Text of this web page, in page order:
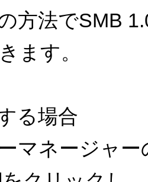
方法でSMB
ます。
る場合
マネージャー